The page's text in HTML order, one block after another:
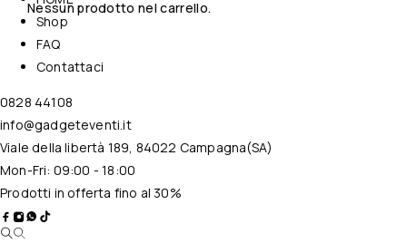
Nessun prodotto nel carrello.
Shop
FAQ
Contattaci
0828 44108
info@gadgeteventi.it
Viale della libertà 189, 84022 Campagna(SA)
Mon-Fri: 09:00 - 18:00
Prodotti in offerta fino al 30%